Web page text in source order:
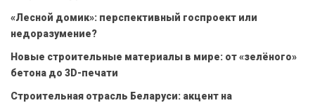
«Лесной домик»: перспективный госпроект или
недоразумение?
Новые строительные материалы в мире: от «зелёного»
бетона до 3D-печати
Строительная отрасль Беларуси: акцент на